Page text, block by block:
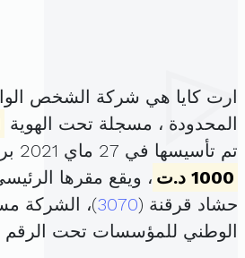
ارت كايا هي شركة الشخص
المحدودة ، مسجلة تحت الهوية
تم تأسيسها في 27 ماي 2021 برأس مال قدره
1000 د.ت
، ويقع مقرها
حشاد قرقنة (3070)، الشركة
الوطني للمؤسسات تحت الرقم